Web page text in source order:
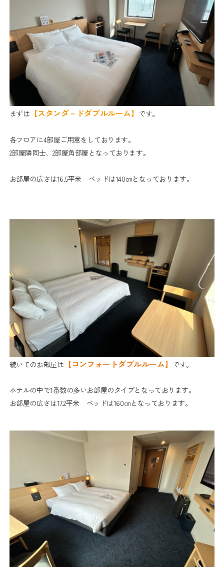
まずは 【スタンダ－ドダブルルーム】 です。
各フロアに4部屋ご用意をしております。
2部屋隣同士、2部屋角部屋となっております。
お部屋の広さは16.5平米 ベッドは140㎝となっております。
続いてのお部屋は 【コンフォートダブルルーム】 です。
ホテルの中で1番数の多いお部屋のタイプとなっております。
お部屋の広さは17.2平米 ベッドは160㎝となっております。